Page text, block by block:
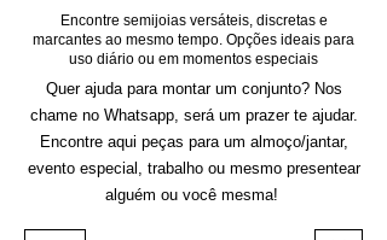
Encontre semijoias versáteis, discretas e
marcantes ao mesmo tempo. Opções ideais para
uso diário ou em momentos especiais
Quer ajuda para montar um conjunto? Nos
chame no Whatsapp, será um prazer te ajudar.
Encontre aqui peças para um almoço/jantar,
evento especial, trabalho ou mesmo presentear
alguém ou você mesma!